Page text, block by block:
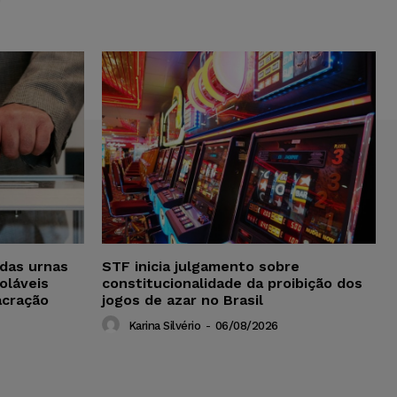
urnas
STF inicia julgamento sobre
constitucionalidade da proibição dos
jogos de azar no Brasil
Karina Silvério - 06/08/2026